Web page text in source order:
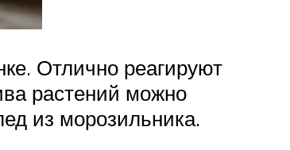
Отлично реагируют
растений можно
из морозильника.